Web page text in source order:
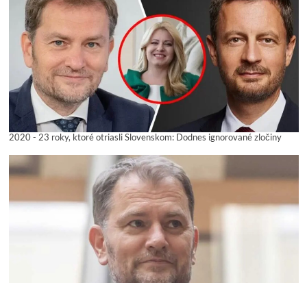
2020 - 23 roky, ktoré otriasli Slovenskom: Dodnes ignorované zločiny